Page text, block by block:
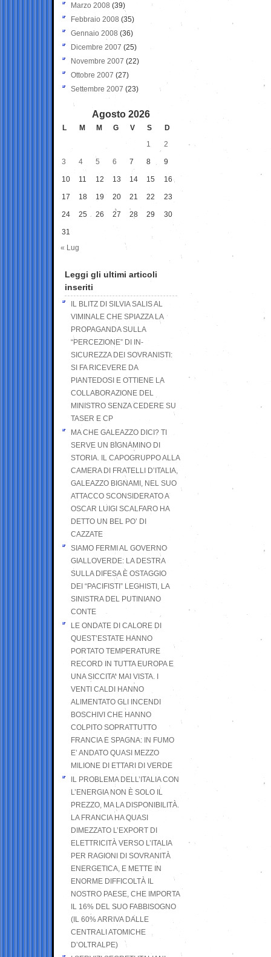
Marzo 2008 (39)
Febbraio 2008 (35)
Gennaio 2008 (36)
Dicembre 2007 (25)
Novembre 2007 (22)
Ottobre 2007 (27)
Settembre 2007 (23)
Agosto 2026
L M M G V S
D
1
2
3 4 5 6 7 8 9
10 11 12 13 14 15 16
17 18 19 20 21 22 23
24 25 26 27 28 29 30
31
« Lug
Leggi gli ultimi articoli
inseriti
IL BLITZ DI SILVIA SALIS AL
VIMINALE CHE SPIAZZA LA
PROPAGANDA SULLA
“PERCEZIONE” DI IN-
SICUREZZA DEI SOVRANISTI:
SI FA RICEVERE DA
PIANTEDOSI E OTTIENE LA
COLLABORAZIONE DEL
MINISTRO SENZA CEDERE SU
TASER E CP
MA CHE GALEAZZO DICI? TI
SERVE UN BIGNAMINO DI
STORIA. IL CAPOGRUPPO ALLA
CAMERA DI FRATELLI D’ITALIA,
GALEAZZO BIGNAMI, NEL SUO
ATTACCO SCONSIDERATO A
OSCAR LUIGI SCALFARO HA
DETTO UN BEL PO’ DI
CAZZATE
SIAMO FERMI AL GOVERNO
GIALLOVERDE: LA DESTRA
SULLA DIFESA È OSTAGGIO
DEI “PACIFISTI” LEGHISTI, LA
SINISTRA DEL PUTINIANO
CONTE
LE ONDATE DI CALORE DI
QUEST’ESTATE HANNO
PORTATO TEMPERATURE
RECORD IN TUTTA EUROPA E
UNA SICCITA’ MAI VISTA. I
VENTI CALDI HANNO
ALIMENTATO GLI INCENDI
BOSCHIVI CHE HANNO
COLPITO SOPRATTUTTO
FRANCIA E SPAGNA: IN FUMO
E’ ANDATO QUASI MEZZO
MILIONE DI ETTARI DI VERDE
IL PROBLEMA DELL’ITALIA CON
L’ENERGIA NON È SOLO IL
PREZZO, MA LA DISPONIBILITÀ.
LA FRANCIA HA QUASI
DIMEZZATO L’EXPORT DI
ELETTRICITÀ VERSO L’ITALIA
PER RAGIONI DI SOVRANITÀ
ENERGETICA, E METTE IN
ENORME DIFFICOLTÀ IL
NOSTRO PAESE, CHE IMPORTA
IL 16% DEL SUO FABBISOGNO
(IL 60% ARRIVA DALLE
CENTRALI ATOMICHE
D’OLTRALPE)